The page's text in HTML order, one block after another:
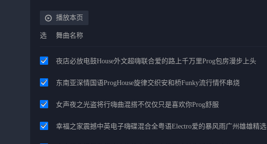
播放本页
选 舞曲名称
夜店必放电鼓House外文超嗨联合爱的路上千万里Prog包房漫步上头
东南亚深情国语ProgHouse旋律交织安和桥Funky流行情怀串烧
女声夜之光盗将行嗨曲混搭不仅仅只是喜欢你Prog舒服
幸福之家震撼中英电子嗨碟混合全粤语Electro爱的暴风雨广州雄雄精选